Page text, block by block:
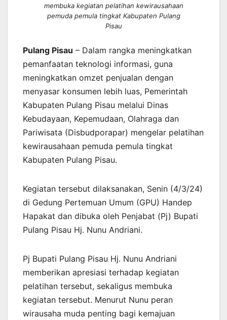
membuka kegiatan pelatihan kewirausahaan
pemuda pemula tingkat Kabupaten Pulang
Pisau
Pulang Pisau – Dalam rangka meningkatkan
pemanfaatan teknologi informasi, guna
meningkatkan omzet penjualan dengan
menyasar konsumen lebih luas, Pemerintah
Kabupaten Pulang Pisau melalui Dinas
Kebudayaan, Kepemudaan, Olahraga dan
Pariwisata (Disbudporapar) mengelar pelatihan
kewirausahaan pemuda pemula tingkat
Kabupaten Pulang Pisau.
Kegiatan tersebut dilaksanakan, Senin (4/3/24)
di Gedung Pertemuan Umum (GPU) Handep
Hapakat dan dibuka oleh Penjabat (Pj) Bupati
Pulang Pisau Hj. Nunu Andriani.
Pj Bupati Pulang Pisau Hj. Nunu Andriani
memberikan apresiasi terhadap kegiatan
pelatihan tersebut, sekaligus membuka
kegiatan tersebut. Menurut Nunu peran
wirausaha muda penting bagi kemajuan